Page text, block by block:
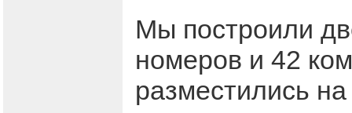
Мы построили
номеров и 42
разместились